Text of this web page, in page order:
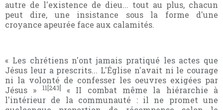
autre de l'existence de dieu... tout au plus, chacun
peut dire, une insistance sous la forme d'une
croyance apeurée face aux calamités.
« Les chrétiens n'ont jamais pratiqué les actes que
Jésus leur a prescrits... L'Église n'avait ni le courage
ni la volonté de confesser les oeuvres exigées par
Jésus »
11[243]
« II combat même la hiérarchie à
l'intérieur de la communauté : il ne promet une